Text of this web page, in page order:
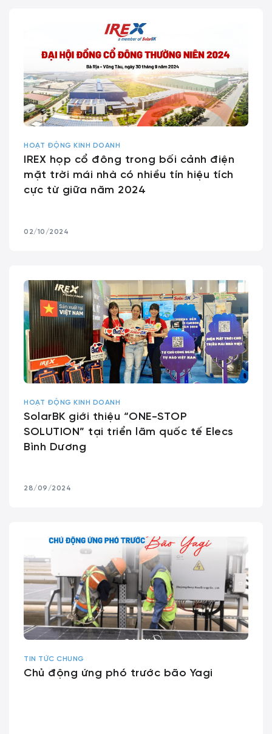
HOẠT ĐỘNG KINH DOANH
IREX họp cổ đông trong bối cảnh điện
mặt trời mái nhà có nhiều tín hiệu tích
cực từ giữa năm 2024
02/10/2024
HOẠT ĐỘNG KINH DOANH
SolarBK giới thiệu “ONE-STOP
SOLUTION” tại triển lãm quốc tế Elecs
Bình Dương
28/09/2024
TIN TỨC CHUNG
Chủ động ứng phó trước bão Yagi